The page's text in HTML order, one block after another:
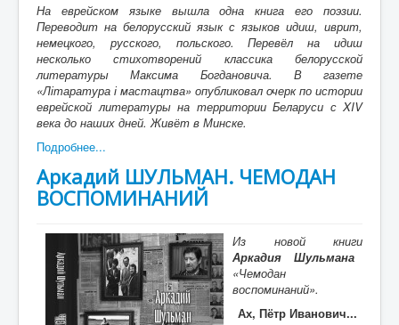
На еврейском языке вышла одна книга его поэзии.
Переводит на белорусский язык с языков идиш, иврит,
немецкого, русского, польского. Перевёл на идиш
несколько стихотворений классика белорусской
литературы Максима Богдановича. В газете
«Літаратура і мастацтва» опубликовал очеркпо истории
еврейской литературы на территории Беларуси с XIV
века до наших дней. Живёт в Минске.
Подробнее...
Аркадий ШУЛЬМАН. ЧЕМОДАН
ВОСПОМИНАНИЙ
Из новой книги
Аркадия Шульмана
«Чемодан
воспоминаний».
Ах, Пётр Иванович...